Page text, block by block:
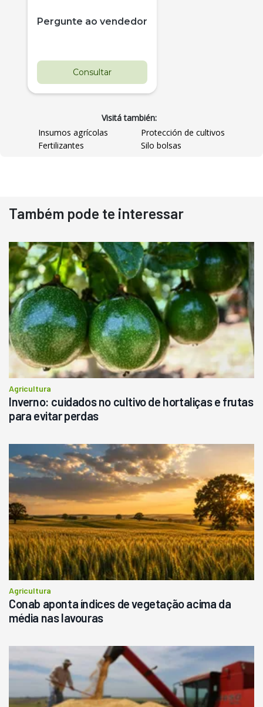
Pergunte ao vendedor
Consultar
Pá Carregadeira Cat 966
Ano 1987
R$ 145.000
Consultar
Visitá también:
Insumos agrícolas
Protección de cultivos
Fertilizantes
Silo bolsas
Também pode te interessar
Agricultura
Inverno: cuidados no cultivo de hortaliças e frutas
para evitar perdas
Agricultura
Conab aponta índices de vegetação acima da
média nas lavouras